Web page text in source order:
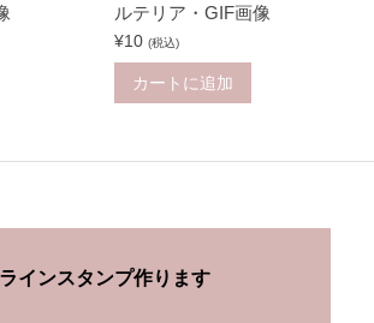
ルテリア・GIF画像
¥10 (税込)
カートに追加
ラインスタンプ作ります